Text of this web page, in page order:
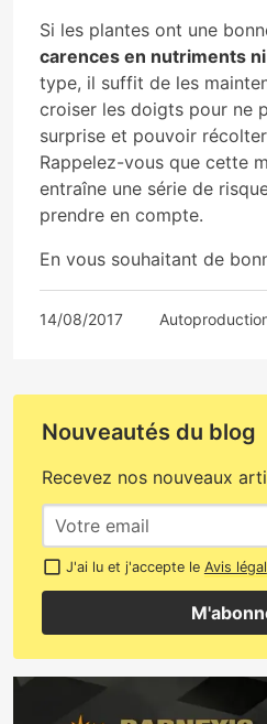
Si les plantes ont une
carences en nutriments
type, il suffit de les
croiser les doigts pour ne
surprise et pouvoir
Rappelez-vous que cette
entraîne une série de
prendre en compte.
En vous souhaitant de
14/08/2017
Nouveautés du blog
Recevez nos nouveaux
J'ai lu et j'accepte le Avis légal